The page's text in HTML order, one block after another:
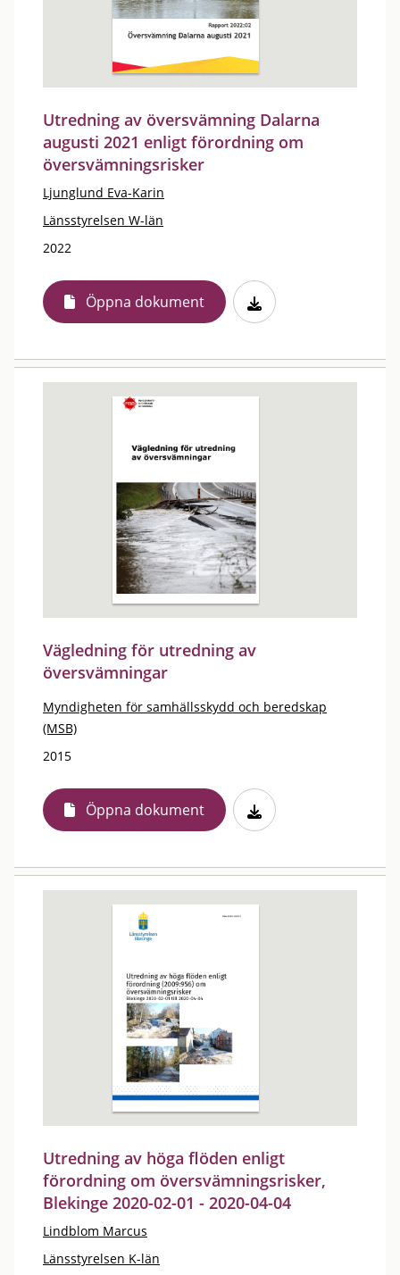
Utredning av översvämning Dalarna
augusti 2021 enligt förordning om
översvämningsrisker
Ljunglund Eva-Karin
Länsstyrelsen W-län
2022
Öppna dokument
Vägledning för utredning av
översvämningar
Myndigheten för samhällsskydd och beredskap
(MSB)
2015
Öppna dokument
Utredning av höga flöden enligt
förordning om översvämningsrisker,
Blekinge 2020-02-01 - 2020-04-04
Lindblom Marcus
Länsstyrelsen K-län